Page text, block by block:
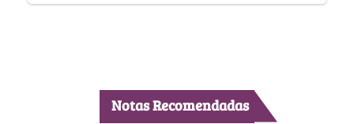
Notas Recomendadas